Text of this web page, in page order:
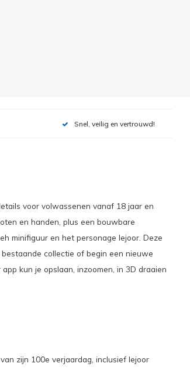
Snel, veilig en vertrouwd!
voor volwassenen vanaf 18 jaar en
en handen, plus een bouwbare
minifiguur en het personage Iejoor. Deze
collectie of begin een nieuwe
kun je opslaan, inzoomen, in 3D draaien
zijn 100e verjaardag, inclusief Iejoor